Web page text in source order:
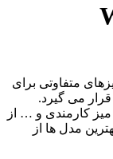
متفاوتی برای
می گیرد.
کارمندی و … از
مدل ها از